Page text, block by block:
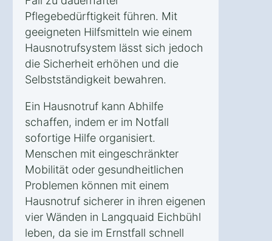
Pflegebedürftigkeit führen. Mit
geeigneten Hilfsmitteln wie einem
Hausnotrufsystem lässt sich jedoch
die Sicherheit erhöhen und die
Selbstständigkeit bewahren.
Ein Hausnotruf kann Abhilfe
schaffen, indem er im Notfall
sofortige Hilfe organisiert.
Menschen mit eingeschränkter
Mobilität oder gesundheitlichen
Problemen können mit einem
Hausnotruf sicherer in ihren eigenen
vier Wänden in Langquaid Eichbühl
leben, da sie im Ernstfall schnell